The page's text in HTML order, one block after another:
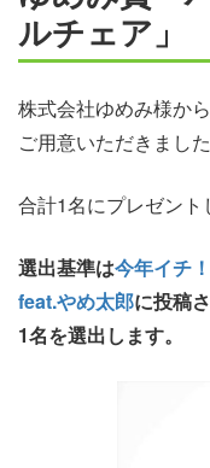
ルチェア」
株式会社ゆめみ様か
ご用意いただきました
合計1名にプレゼント
選出基準は今年イチ
feat.やめ太郎に投稿
1名を選出します。